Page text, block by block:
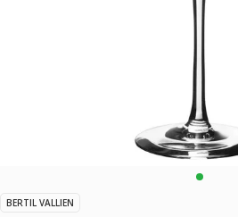
BERTIL VALLIEN